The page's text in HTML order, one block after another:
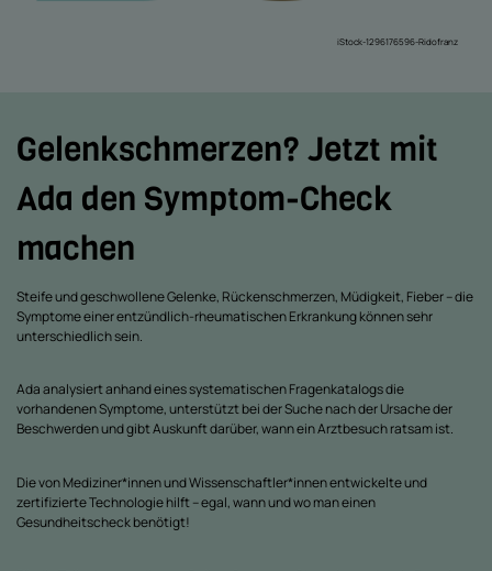
iStock-1296176596-Ridofranz
Gelenkschmerzen? Jetzt mit
Ada den Symptom-Check
machen
Steife und geschwollene Gelenke, Rückenschmerzen, Müdigkeit, Fieber – die
Symptome einer entzündlich-rheumatischen Erkrankung können sehr
unterschiedlich sein.
Ada analysiert anhand eines systematischen Fragenkatalogs die
vorhandenen Symptome, unterstützt bei der Suche nach der Ursache der
Beschwerden und gibt Auskunft darüber, wann ein Arztbesuch ratsam ist.
Die von Mediziner*innen und Wissenschaftler*innen entwickelte und
zertifizierte Technologie hilft – egal, wann und wo man einen
Gesundheitscheck benötigt!